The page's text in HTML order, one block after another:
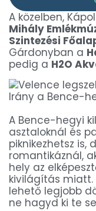
A közelben,
Mihály
Szintezési
Gárdonyban a
pedig a H2O
A Bence-hegyi
asztaloknál és
piknikezhetsz is,
romantikáznál,
hely az
kivilágítás miatt.
lehető legjobb
ne hagyd ki te